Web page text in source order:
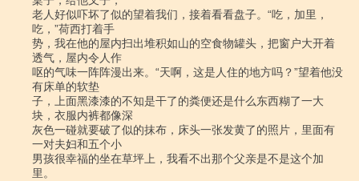
老人好似吓坏了似的望着我们，接着看看盘子。“吃，加里，
吃，”荷西打着手
势，我在他的屋内扫出堆积如山的空食物罐头，把窗户大开着
透气，屋内令人作
呕的气味一阵阵漫出来。“天啊，这是人住的地方吗？”望着他没
有床单的软垫
子，上面黑漆漆的不知是干了的粪便还是什么东西糊了一大
块，衣服内裤都像深
灰色一碰就要破了似的抹布，床头一张发黄了的照片，里面有
一对夫妇和五个小
男孩很幸福的坐在草坪上，我看不出那个父亲是不是这个加
里。